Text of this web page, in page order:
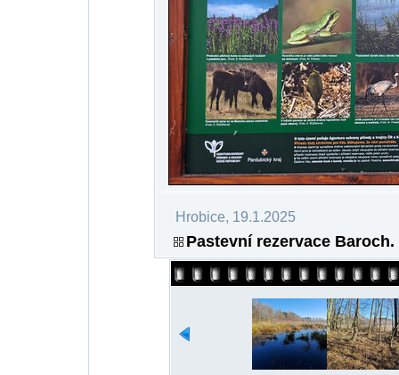
Hrobice, 19.1.2025
Pastevní rezervace Baroch.